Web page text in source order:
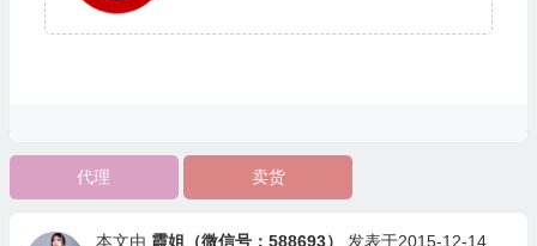
代理 卖货
本文由 霞姐（微信号：588693）
发表于2015-12-14